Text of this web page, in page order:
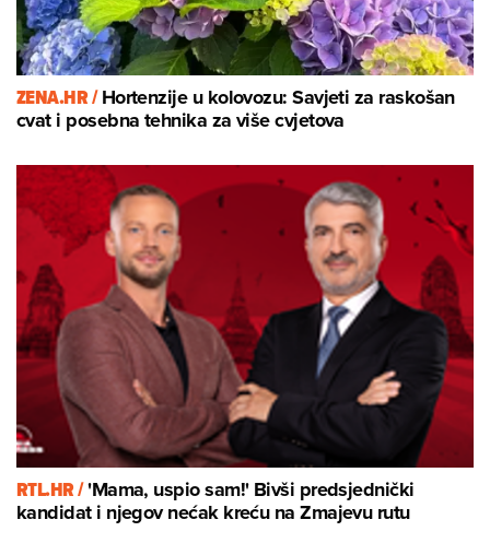
ZENA.HR /Hortenzije u kolovozu: Savjeti za raskošan
cvat i posebna tehnika za više cvjetova
RTL.HR /'Mama, uspio sam!' Bivši predsjednički
kandidat i njegov nećak kreću na Zmajevu rutu